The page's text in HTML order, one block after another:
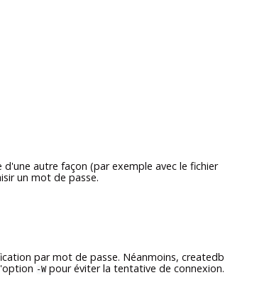
autre façon (par exemple avec le fichier
un mot de passe.
par mot de passe. Néanmoins, createdb
-Wpour éviter la tentative de connexion.